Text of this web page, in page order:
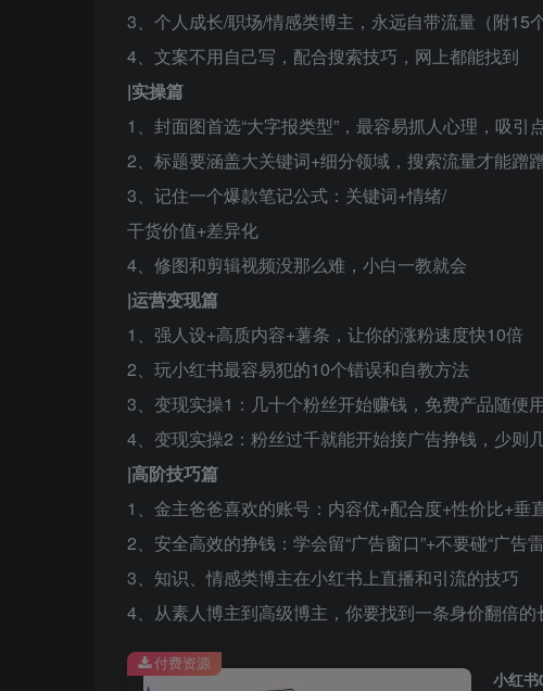
3、个人成长/职场/情感类博主，永远自带流量（附15
4、文案不用自己写，配合搜索技巧，网上都能找到
|实操篇
1、封面图首选“大字报类型”，最容易抓人心理，吸引
2、标题要涵盖大关键词+细分领域，搜索流量才能蹭
3、记住一个爆款笔记公式：关键词+情绪/
干货价值+差异化
4、修图和剪辑视频没那么难，小白一教就会
|运营变现篇
1、强人设+高质内容+薯条，让你的涨粉速度快10倍
2、玩小红书最容易犯的10个错误和自教方法
3、变现实操1：几十个粉丝开始赚钱，免费产品随便用
4、变现实操2：粉丝过千就能开始接广告挣钱，少则
|高阶技巧篇
1、金主爸爸喜欢的账号：内容优+配合度+性价比+垂
2、安全高效的挣钱：学会留“广告窗口”+不要碰“广告
3、知识、情感类博主在小红书上直播和引流的技巧
4、从素人博主到高级博主，你要找到一条身价翻倍的
小红书
付费资源